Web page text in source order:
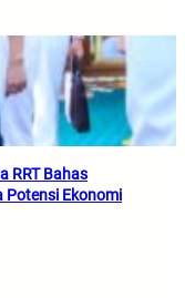
RRT Bahas
Potensi Ekonomi